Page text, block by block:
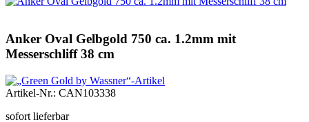
Anker Oval Gelbgold 750 ca. 1.2mm mit
Messerschliff 38 cm
Artikel-Nr.: CAN103338
sofort lieferbar